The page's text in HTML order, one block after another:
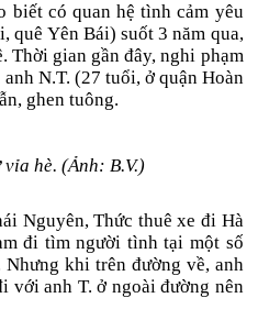
biết có quan hệ tình cảm yêu
quê Yên Bái) suốt 3 năm qua,
Thời gian gần đây, nghi phạm
N.T. (27 tuổi, ở quận Hoàn
ghen tuông.
hè. (Ảnh: B.V.)
Nguyên, Thức thuê xe đi Hà
đi tìm người tình tại một số
khi trên đường về, anh
với anh T. ở ngoài đường nên